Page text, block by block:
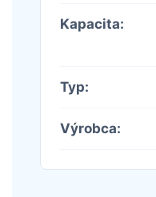
Kapacita:
Typ:
Výrobca: